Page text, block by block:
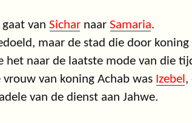
van Sichar naar Samaria.
maar de stad die door
naar de laatste mode van die
van koning Achab was Izebel,
van de dienst aan Jahwe.